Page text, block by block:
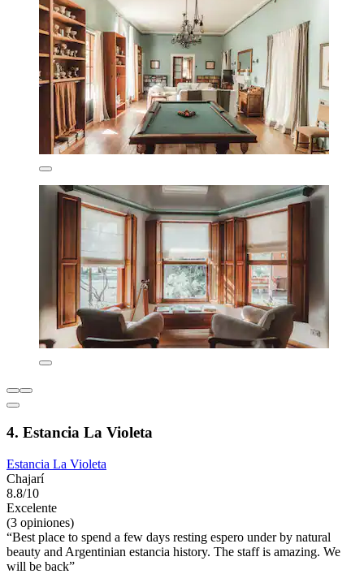
4. Estancia La Violeta
Estancia La Violeta
Chajarí
8.8/10
Excelente
(3 opiniones)
“Best place to spend a few days resting espero under by natural
beauty and Argentinian estancia history. The staff is amazing. We
will be back”